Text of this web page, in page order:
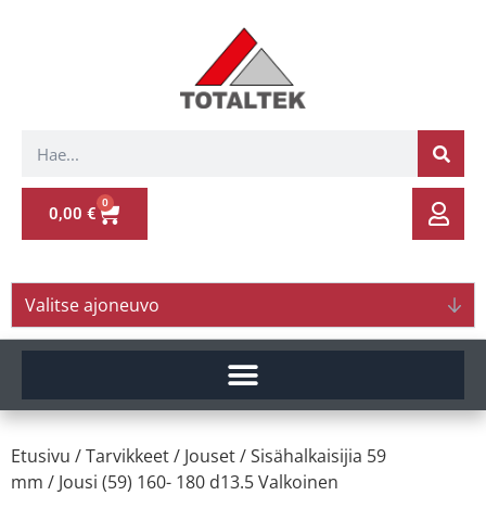
0,00 €
0
Valitse ajoneuvo
Etusivu /Tarvikkeet/ Jouset/Sisähalkaisijia 59
mm / Jousi (59) 160- 180 d13.5 Valkoinen